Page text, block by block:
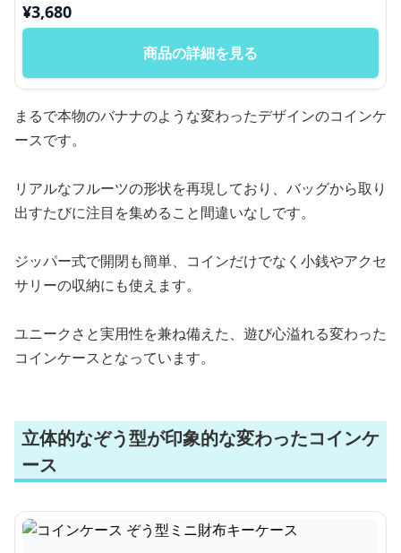
¥3,680
商品の詳細を見る
まるで本物のバナナのような変わったデザインのコインケ
ースです。
リアルなフルーツの形状を再現しており、バッグから取り
出すたびに注目を集めること間違いなしです。
ジッパー式で開閉も簡単、コインだけでなく小銭やアクセ
サリーの収納にも使えます。
ユニークさと実用性を兼ね備えた、遊び心溢れる変わった
コインケースとなっています。
立体的なぞう型が印象的な変わったコインケ
ース